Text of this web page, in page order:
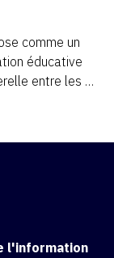
comme un
éducative
entre les
au cœur d’un
l'information